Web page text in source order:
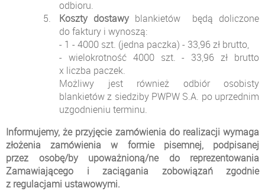
odbioru.
Koszty dostawyblankietów będą doliczone
do faktury i wynoszą:
- 1 - 4000 szt. (jedna paczka) - 33,96 zł brutto,
- wielokrotność 4000 szt. - 33,96 zł brutto
x liczba paczek.
Możliwy jest również odbiór osobisty
blankietów z siedziby PWPW S.A. po uprzednim
uzgodnieniu terminu.
Informujemy, że przyjęcie zamówienia do realizacji wymaga
złożenia zamówienia w formie pisemnej, podpisanej
przez osobę/by upoważnioną/ne do reprezentowania
Zamawiającego i zaciągania zobowiązań zgodnie
z regulacjami ustawowymi.